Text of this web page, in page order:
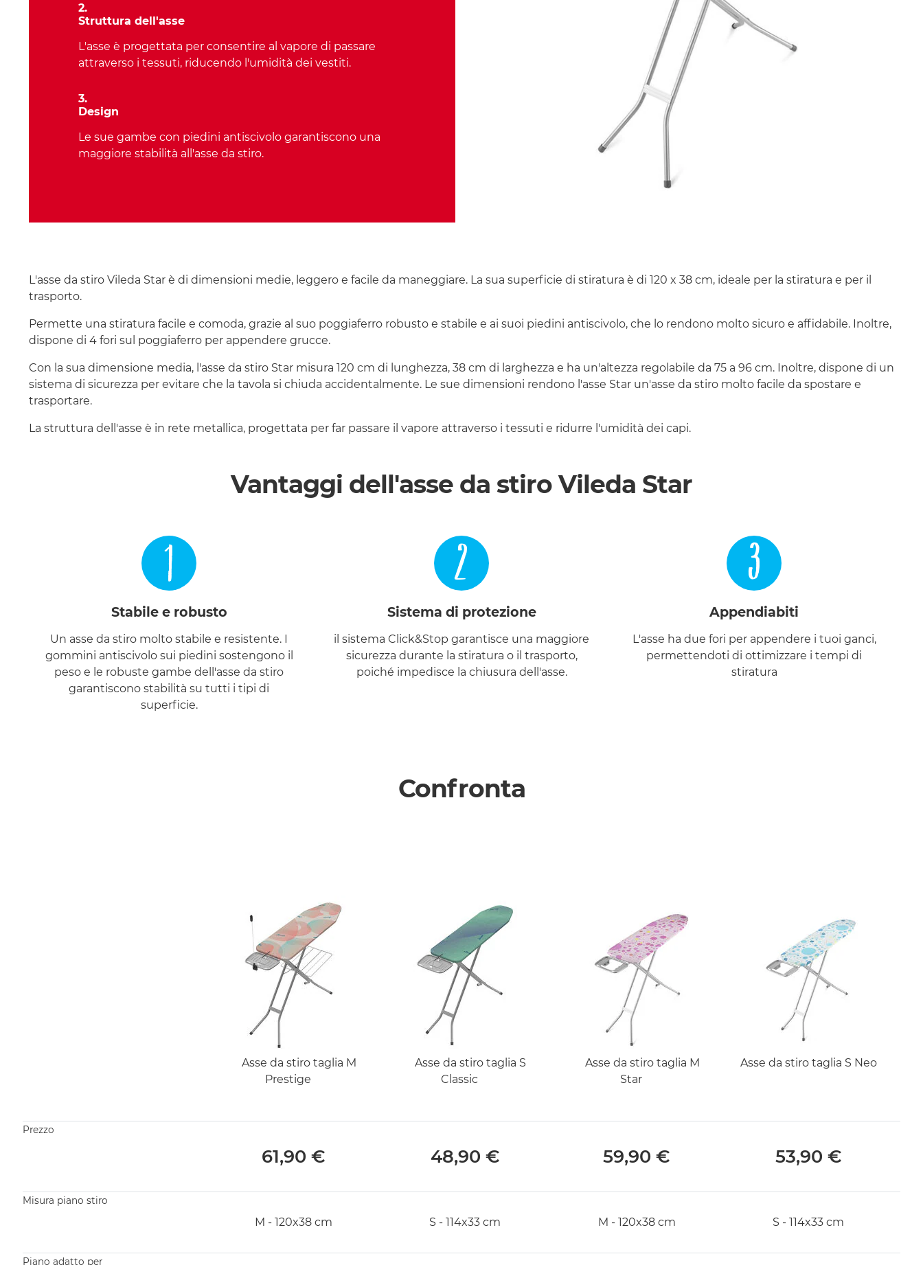
2.
Struttura dell'asse
L'asse è progettata per consentire al vapore di passare
attraverso i tessuti, riducendo l'umidità dei vestiti.
3.
Design
Le sue gambe con piedini antiscivolo garantiscono una
maggiore stabilità all'asse da stiro.
L'asse da stiro Vileda Star è di dimensioni medie, leggero e facile da maneggiare. La sua superficie di stiratura è di 120 x 38 cm, ideale per la stiratura e per il
trasporto.
Permette una stiratura facile e comoda, grazie al suo poggiaferro robusto e stabile e ai suoi piedini antiscivolo, che lo rendono molto sicuro e affidabile. Inoltre,
dispone di 4 fori sul poggiaferro per appendere grucce.
Con la sua dimensione media, l'asse da stiro Star misura 120 cm di lunghezza, 38 cm di larghezza e ha un'altezza regolabile da 75 a 96 cm. Inoltre, dispone di un
sistema di sicurezza per evitare che la tavola si chiuda accidentalmente. Le sue dimensioni rendono l'asse Star un'asse da stiro molto facile da spostare e
trasportare.
La struttura dell'asse è in rete metallica, progettata per far passare il vapore attraverso i tessuti e ridurre l'umidità dei capi.
Vantaggi dell'asse da stiro Vileda Star
1
Stabile e robusto
Un asse da stiro molto stabile e resistente. I
gommini antiscivolo sui piedini sostengono il
peso e le robuste gambe dell'asse da stiro
garantiscono stabilità su tutti i tipi di
superficie.
2
Sistema di protezione
il sistema Click&Stop garantisce una maggiore
sicurezza durante la stiratura o il trasporto,
poiché impedisce la chiusura dell'asse.
3
Appendiabiti
L'asse ha due fori per appendere i tuoi ganci,
permettendoti di ottimizzare i tempi di
stiratura
Confronta
Asse da stiro taglia M
Prestige
Asse da stiro taglia S
Classic
Asse da stiro taglia M
Star
Asse da stiro taglia S Neo
Prezzo
61,90 € 48,90 € 59,90 € 53,90 €
Misura piano stiro
M - 120x38 cm S - 114x33 cm M - 120x38 cm S - 114x33 cm
Piano adatto per